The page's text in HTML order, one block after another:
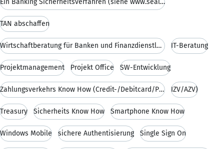
TAN abschaffen
Wirtschaftberatung für Banken und Finanzdienstleis IT-Beratung
Projektmanagement Projekt Office SW-Entwicklung
Zahlungsverkehrs Know How (Credit-/Debitcard/Purse IZV/AZV)
Treasury Sicherheits Know How Smartphone Know How
Windows Mobile sichere Authentisierung Single Sign On